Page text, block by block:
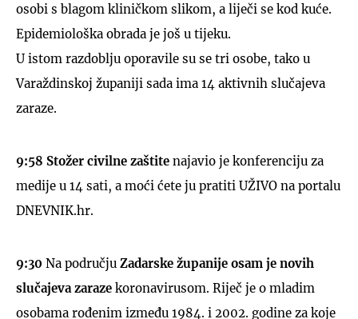
osobi s blagom kliničkom slikom, a liječi se kod kuće.
Epidemiološka obrada je još u tijeku.
U istom razdoblju oporavile su se tri osobe, tako u
Varaždinskoj županiji sada ima 14 aktivnih slučajeva
zaraze.
9:58 Stožer civilne zaštite najavio je konferenciju za
medije u 14 sati, a moći ćete ju pratiti UŽIVO na portalu
DNEVNIK.hr.
9:30 Na području Zadarske županije osam je novih
slučajeva zaraze koronavirusom. Riječ je o mladim
osobama rođenim između 1984. i 2002. godine za koje